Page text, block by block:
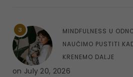
3
MINDFULNESS U
NAUČIMO PUSTITI
KRENEMO DALJE
on July 20, 2026